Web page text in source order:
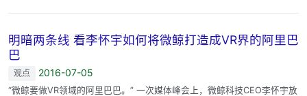
明暗两条线 看李怀宇如何将微鲸打造成VR界的阿里巴
巴
观点 2016-07-05
“微鲸要做VR领域的阿里巴巴。” 一次媒体峰会上，微鲸科技CEO李怀宇放